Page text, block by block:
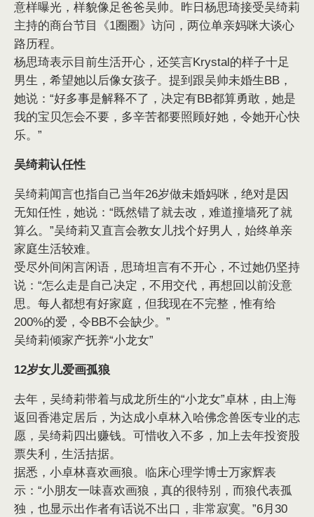
意样曝光，样貌像足爸爸吴帅。昨日杨思琦接受吴绮莉
主持的商台节目《1圈圈》访问，两位单亲妈咪大谈心
路历程。
杨思琦表示目前生活开心，还笑言Krystal的样子十足
男生，希望她以后像女孩子。提到跟吴帅未婚生BB，
她说：“好多事是解释不了，决定有BB都算勇敢，她是
我的宝贝怎会不要，多辛苦都要照顾好她，令她开心快
乐。”
吴绮莉认任性
吴绮莉闻言也指自己当年26岁做未婚妈咪，绝对是因
无知任性，她说：“既然错了就去改，难道撞墙死了就
算么。”吴绮莉又直言会教女儿找个好男人，始终单亲
家庭生活较难。
受尽外间闲言闲语，思琦坦言有不开心，不过她仍坚持
说：“怎么走是自己决定，不用交代，再想回以前没意
思。每人都想有好家庭，但我现在不完整，惟有给
200%的爱，令BB不会缺少。”
吴绮莉倾家产抚养“小龙女”
12岁女儿爱画孤狼
去年，吴绮莉带着与成龙所生的“小龙女”卓林，由上海
返回香港定居后，为达成小卓林入哈佛念兽医专业的志
愿，吴绮莉四出赚钱。可惜收入不多，加上去年投资股
票失利，生活拮据。
据悉，小卓林喜欢画狼。临床心理学博士万家辉表
示：“小朋友一味喜欢画狼，真的很特别，而狼代表孤
独，也显示出作者有话说不出口，非常寂寞。”6月30